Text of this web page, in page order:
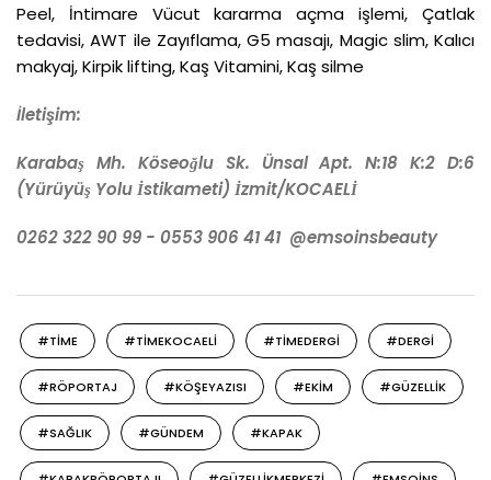
Peel, İntimare Vücut kararma açma işlemi, Çatlak
tedavisi, AWT ile Zayıflama, G5 masajı, Magic slim, Kalıcı
makyaj, Kirpik lifting, Kaş Vitamini, Kaş silme
İletişim:
Karabaş Mh. Köseoğlu Sk. Ünsal Apt. N:18 K:2 D:6
(Yürüyüş Yolu İstikameti) İzmit/KOCAELİ
0262 322 90 99 - 0553 906 41 41 @emsoinsbeauty
#TIME #TIMEKOCAELI #TIMEDERGI #DERGI
#RÖPORTAJ #KÖŞEYAZISI #EKIM #GÜZELLIK
#SAĞLIK #GÜNDEM #KAPAK